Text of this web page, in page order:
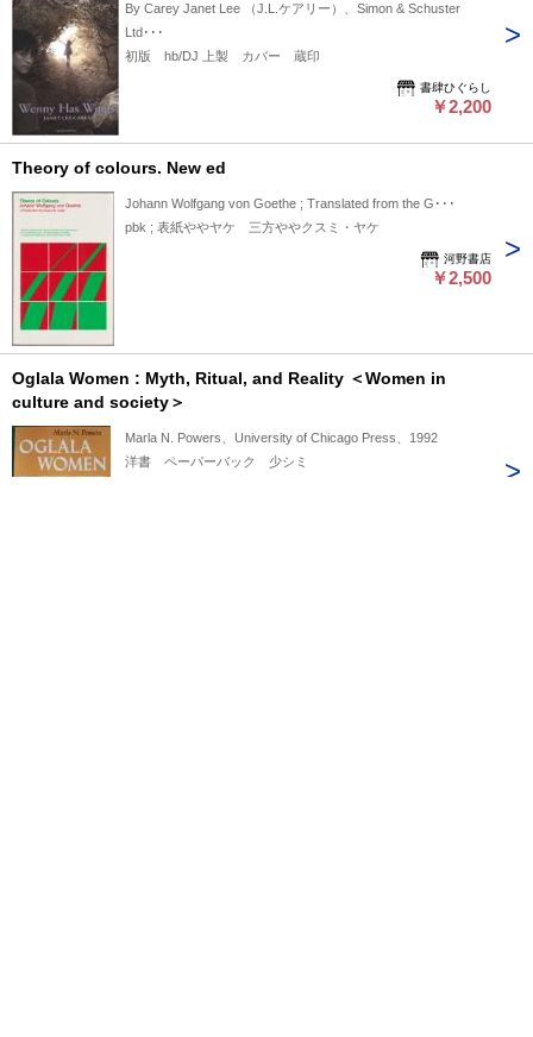
By Carey Janet Lee （J.L.ケアリー）、Simon & Schuster
Ltd･･･
初版 hb/DJ 上製 カバー 蔵印
書肆ひぐらし
￥2,200
Theory of colours. New ed
Johann Wolfgang von Goethe ; Translated from the G･･･
pbk ; 表紙ややヤケ 三方ややクスミ・ヤケ
河野書店
￥2,500
Oglala Women : Myth, Ritual, and Reality ＜Women in
culture and society＞
Marla N. Powers、University of Chicago Press、1992
洋書 ペーパーバック 少シミ